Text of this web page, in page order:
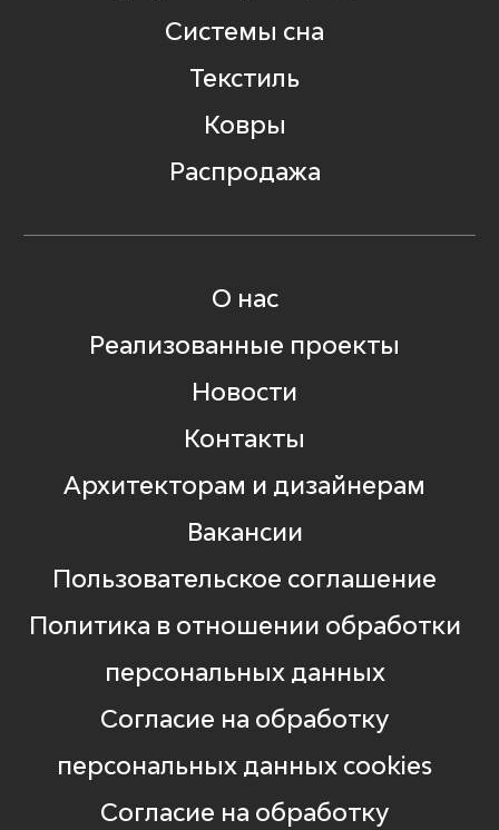
Системы сна
Текстиль
Ковры
Распродажа
О нас
Реализованные проекты
Новости
Контакты
Архитекторам и дизайнерам
Вакансии
Пользовательское соглашение
Политика в отношении обработки
персональных данных
Согласие на обработку
персональных данных cookies
Согласие на обработку